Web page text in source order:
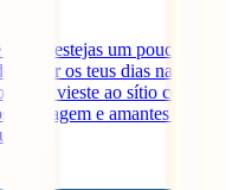
estejas um pouco
os teus dias na
vieste ao sítio certo.
de viagem e amantes desta
[...]